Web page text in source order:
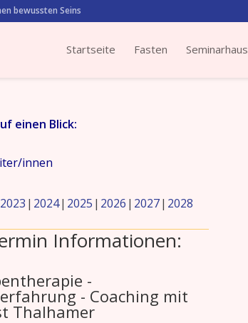
bewussten Seins
Startseite Fasten Seminarhaus
einen Blick:
innen
2023 2024 2025 2026 2027 2028
Informationen:
-
- Coaching mit
Thalhamer